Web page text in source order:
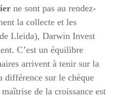
ne sont pas au rendez-
la collecte et les
Lleida), Darwin Invest
C’est un équilibre
arrivent à tenir sur la
différence sur le chèque
de la croissance est